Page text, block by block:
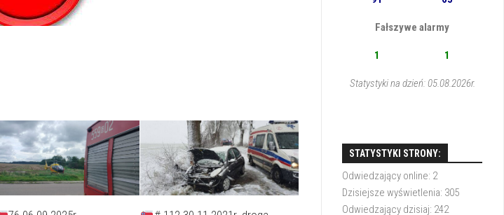
Fałszywe alarmy
1 1
Statystyki na dzień: 05.08.2026r.
STATYSTYKI STRONY:
Odwiedzający online: 2
Dzisiejsze wyświetlenia: 305
Odwiedzający dzisiaj: 242